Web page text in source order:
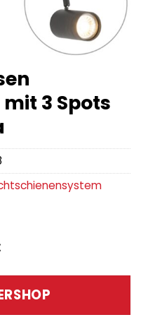
3 Spots
Aktueller
ist:
46,95 €.